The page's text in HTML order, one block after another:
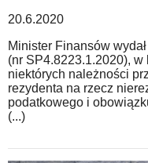
20.6.2020
Minister Finansów
(nr SP4.8223.1.2020), w
niektórych należności
rezydenta na rzecz
podatkowego i
(...)